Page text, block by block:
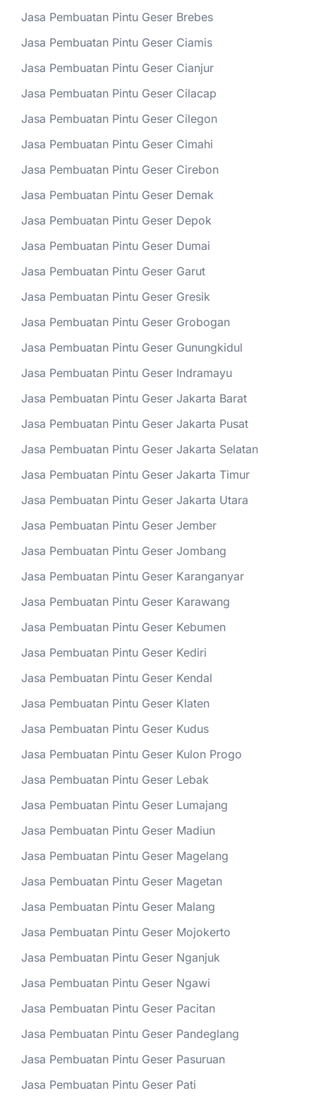
Jasa Pembuatan Pintu Geser Brebes
Jasa Pembuatan Pintu Geser Ciamis
Jasa Pembuatan Pintu Geser Cianjur
Jasa Pembuatan Pintu Geser Cilacap
Jasa Pembuatan Pintu Geser Cilegon
Jasa Pembuatan Pintu Geser Cimahi
Jasa Pembuatan Pintu Geser Cirebon
Jasa Pembuatan Pintu Geser Demak
Jasa Pembuatan Pintu Geser Depok
Jasa Pembuatan Pintu Geser Dumai
Jasa Pembuatan Pintu Geser Garut
Jasa Pembuatan Pintu Geser Gresik
Jasa Pembuatan Pintu Geser Grobogan
Jasa Pembuatan Pintu Geser Gunungkidul
Jasa Pembuatan Pintu Geser Indramayu
Jasa Pembuatan Pintu Geser Jakarta Barat
Jasa Pembuatan Pintu Geser Jakarta Pusat
Jasa Pembuatan Pintu Geser Jakarta Selatan
Jasa Pembuatan Pintu Geser Jakarta Timur
Jasa Pembuatan Pintu Geser Jakarta Utara
Jasa Pembuatan Pintu Geser Jember
Jasa Pembuatan Pintu Geser Jombang
Jasa Pembuatan Pintu Geser Karanganyar
Jasa Pembuatan Pintu Geser Karawang
Jasa Pembuatan Pintu Geser Kebumen
Jasa Pembuatan Pintu Geser Kediri
Jasa Pembuatan Pintu Geser Kendal
Jasa Pembuatan Pintu Geser Klaten
Jasa Pembuatan Pintu Geser Kudus
Jasa Pembuatan Pintu Geser Kulon Progo
Jasa Pembuatan Pintu Geser Lebak
Jasa Pembuatan Pintu Geser Lumajang
Jasa Pembuatan Pintu Geser Madiun
Jasa Pembuatan Pintu Geser Magelang
Jasa Pembuatan Pintu Geser Magetan
Jasa Pembuatan Pintu Geser Malang
Jasa Pembuatan Pintu Geser Mojokerto
Jasa Pembuatan Pintu Geser Nganjuk
Jasa Pembuatan Pintu Geser Ngawi
Jasa Pembuatan Pintu Geser Pacitan
Jasa Pembuatan Pintu Geser Pandeglang
Jasa Pembuatan Pintu Geser Pasuruan
Jasa Pembuatan Pintu Geser Pati